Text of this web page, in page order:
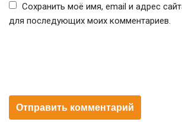
Сохранить моё имя, email и адрес
для последующих моих комментариев.